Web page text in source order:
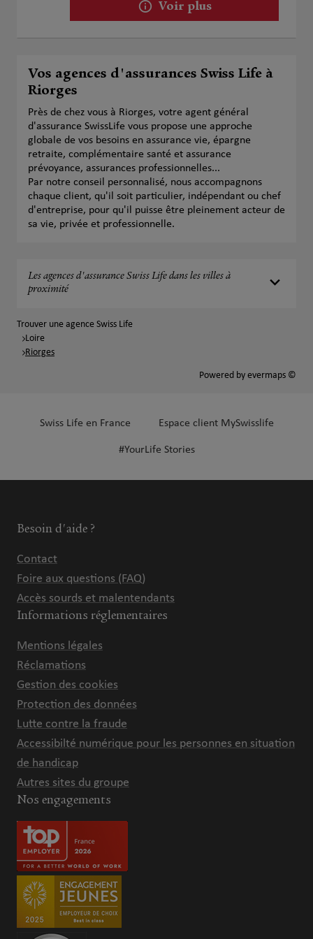
Voir plus
Vos agences d'assurances Swiss Life à
Riorges
Près de chez vous à Riorges, votre agent général
d'assurance SwissLife vous propose une approche
globale de vos besoins en assurance vie, épargne
retraite, complémentaire santé et assurance
prévoyance, assurances professionnelles...
Par notre conseil personnalisé, nous accompagnons
chaque client, qu'il soit particulier, indépendant ou chef
d'entreprise, pour qu'il puisse être pleinement acteur de
sa vie, privée et professionnelle.
Les agences d'assurance Swiss Life dans les villes à
proximité
Trouver une agence Swiss Life
Loire
Riorges
Powered by evermaps ©
Swiss Life en France Espace client MySwisslife
#YourLife Stories
Besoin d'aide ?
Contact
Foire aux questions (FAQ)
Accès sourds et malentendants
Informations réglementaires
Mentions légales
Réclamations
Gestion des cookies
Protection des données
Lutte contre la fraude
Accessibilté numérique pour les personnes en situation
de handicap
Autres sites du groupe
Nos engagements